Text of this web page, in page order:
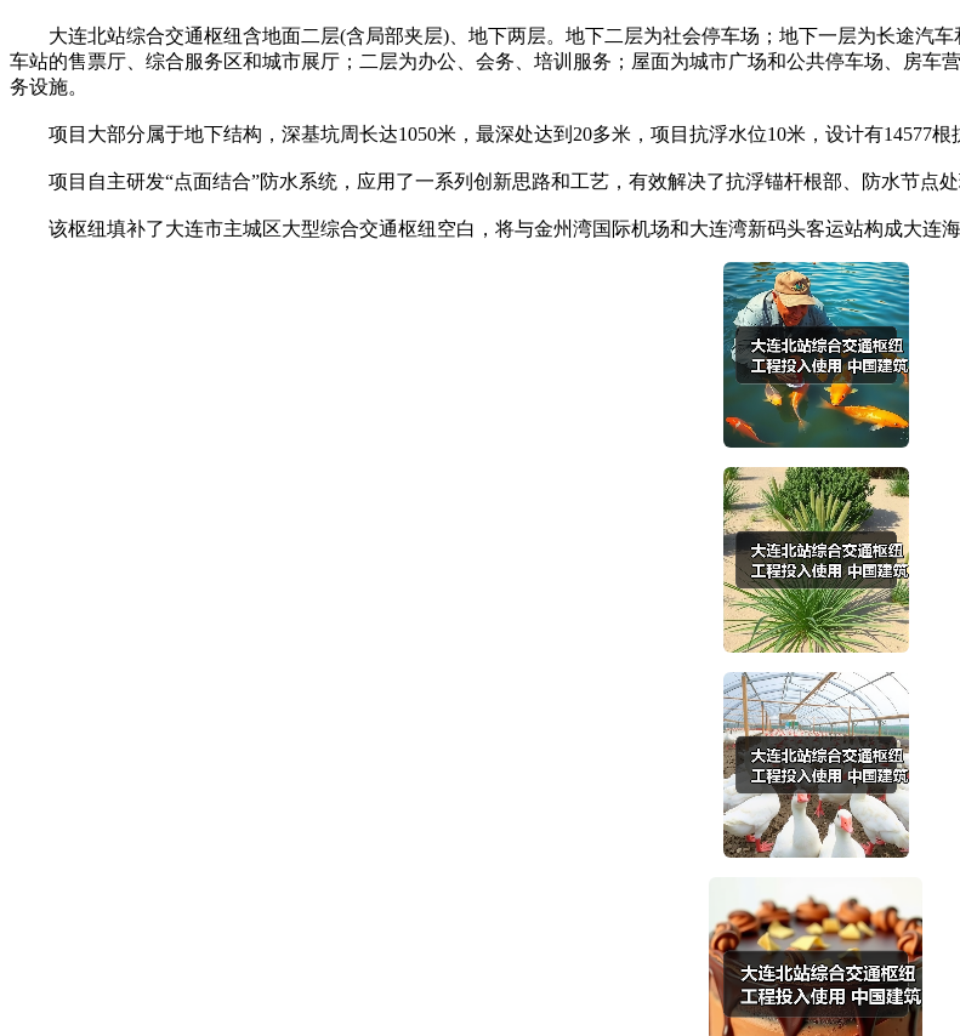
大连北站综合交通枢纽含地面二层(含局部夹层)、地下两层。地下二层为社会停车场；地下一层为长途汽
车站的售票厅、综合服务区和城市展厅；二层为办公、会务、培训服务；屋面为城市广场和公共停车场、房
务设施。
项目大部分属于地下结构，深基坑周长达1050米，最深处达到20多米，项目抗浮水位10米，设计有14577根
项目自主研发“点面结合”防水系统，应用了一系列创新思路和工艺，有效解决了抗浮锚杆根部、防水节点
该枢纽填补了大连市主城区大型综合交通枢纽空白，将与金州湾国际机场和大连湾新码头客运站构成大连